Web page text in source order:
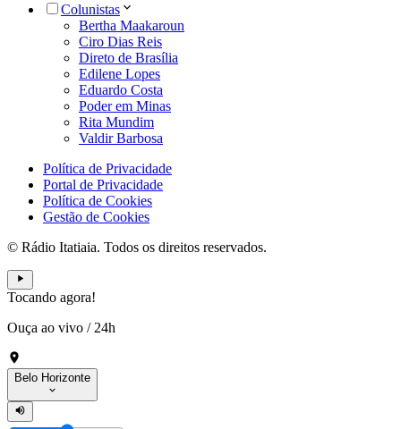
Colunistas
Bertha Maakaroun
Ciro Dias Reis
Direto de Brasília
Edilene Lopes
Eduardo Costa
Poder em Minas
Rita Mundim
Valdir Barbosa
Política de Privacidade
Portal de Privacidade
Política de Cookies
Gestão de Cookies
© Rádio Itatiaia. Todos os direitos reservados.
Tocando agora!
Ouça ao vivo / 24h
Belo Horizonte